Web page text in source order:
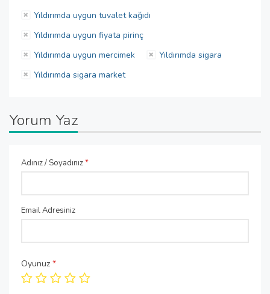
Yıldırımda uygun tuvalet kağıdı
Yıldırımda uygun fiyata pirinç
Yıldırımda uygun mercimek
Yıldırımda sigara
Yıldırımda sigara market
Yorum Yaz
Adınız / Soyadınız*
Email Adresiniz
Oyunuz *